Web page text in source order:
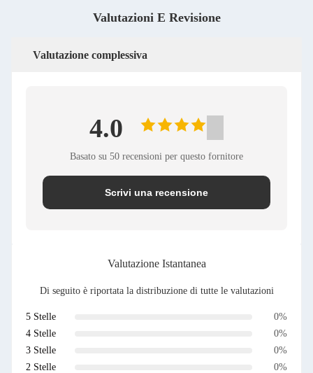
Valutazioni E Revisione
Valutazione complessiva
4.0
Basato su 50 recensioni per questo fornitore
Scrivi una recensione
Valutazione Istantanea
Di seguito è riportata la distribuzione di tutte le valutazioni
5 Stelle
0%
4 Stelle
0%
3 Stelle
0%
2 Stelle
0%